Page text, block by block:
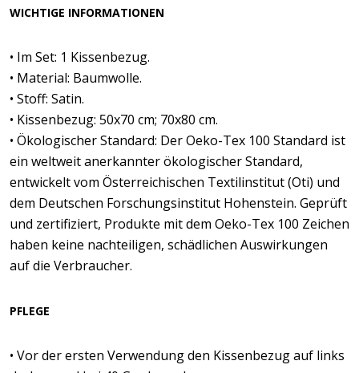
WICHTIGE INFORMATIONEN
• Im Set: 1 Kissenbezug.
• Material: Baumwolle.
• Stoff: Satin.
• Kissenbezug: 50x70 cm; 70x80 cm.
• Ökologischer Standard: Der Oeko-Tex 100 Standard ist
ein weltweit anerkannter ökologischer Standard,
entwickelt vom Österreichischen Textilinstitut (Oti) und
dem Deutschen Forschungsinstitut Hohenstein. Geprüft
und zertifiziert, Produkte mit dem Oeko-Tex 100 Zeichen
haben keine nachteiligen, schädlichen Auswirkungen
auf die Verbraucher.
PFLEGE
• Vor der ersten Verwendung den Kissenbezug auf links